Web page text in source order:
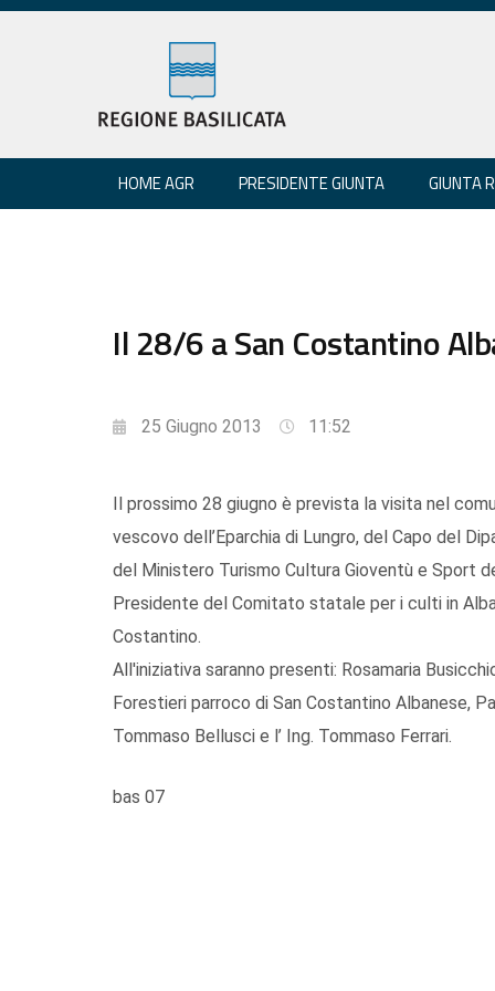
HOME AGR PRESIDENTE GIUNTA GIUNTA
Il 28/6 a San Costantino
25 Giugno 2013 11:52
Il prossimo 28 giugno è prevista la visita nel
vescovo dell’Eparchia di Lungro, del Capo del
del Ministero Turismo Cultura Gioventù e Sport
Presidente del Comitato statale per i culti in
Costantino.
All'iniziativa saranno presenti: Rosamaria
Forestieri parroco di San Costantino Albanese,
Tommaso Bellusci e l’ Ing. Tommaso Ferrari.
bas 07